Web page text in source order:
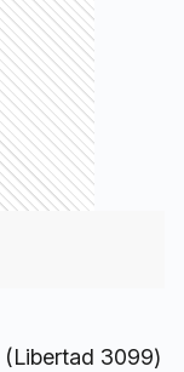
(Libertad 3099)